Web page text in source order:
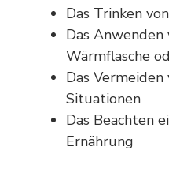
Das Trinken
Das
Wärmflasche
Das
Situationen
Das Beachten
Ernährung